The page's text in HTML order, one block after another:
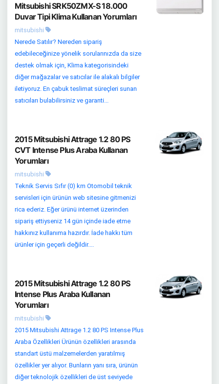
Mitsubishi SRK50ZMX-S 18.000
Duvar Tipi Klima Kullanan Yorumları
mitsubishi
Nerede Satılır? Nereden sipariş
edebileceğinize yönelik sorularınızda da size
destek olmak için, Klima kategorisindeki
diğer mağazalar ve satıcılar ile alakalı bilgiler
iletiyoruz. En çabuk teslimat süreçleri sunan
satıcıları bulabilirsiniz ve garanti...
2015 Mitsubishi Attrage 1.2 80 PS
CVT Intense Plus Araba Kullanan
Yorumları
mitsubishi
Teknik Servis Sıfır (0) km Otomobil teknik
servisleri için ürünün web sitesine gitmenizi
rica ederiz. Eğer ürünü internet üzerinden
sipariş ettiyseniz 14 gün içinde iade etme
hakkınız kullanıma hazırdır. İade hakkı tüm
ürünler için geçerli değildir....
2015 Mitsubishi Attrage 1.2 80 PS
Intense Plus Araba Kullanan
Yorumları
mitsubishi
2015 Mitsubishi Attrage 1.2 80 PS Intense Plus
Araba Özellikleri Ürünün özellikleri arasında
standart üstü malzemelerden yaratılmış
özellikler yer alıyor. Bunların yanı sıra, ürünün
diğer teknolojik özellikleri de üst seviyede